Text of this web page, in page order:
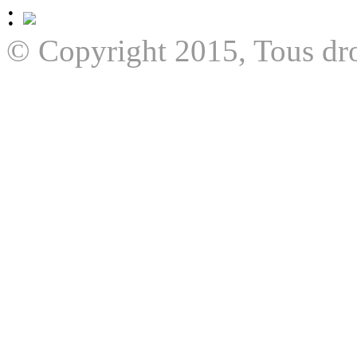
:
© Copyright 2015, Tous